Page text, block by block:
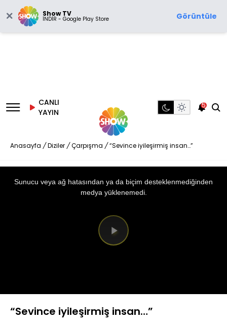
Show TV
İNDİR - Google Play Store Görüntüle
CANLI
YAYIN
5
Anasayfa / Diziler / Çarpışma / “Sevince iyileşirmiş insan…”
Videoyu
Sunucu veya ağ hatasından ya da biçim desteklenmediğinden
medya yüklenemedi.
“Sevince iyileşirmiş insan…”